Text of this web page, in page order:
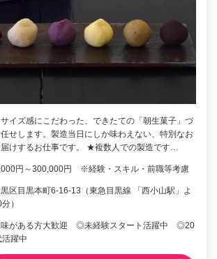
イズ感にこだわった、できたての「朝生菓子」づ
任せします。製造当日にしか味わえない、特別なお
けするお仕事です。 ★複数人での製造です…
円～300,000円 ※経験・スキル・前職等考慮
区目黒本町6-16-13（東急目黒線 「西小山駅」よ
）
がある方大歓迎 ◎未経験スタート活躍中 ◎20
躍中